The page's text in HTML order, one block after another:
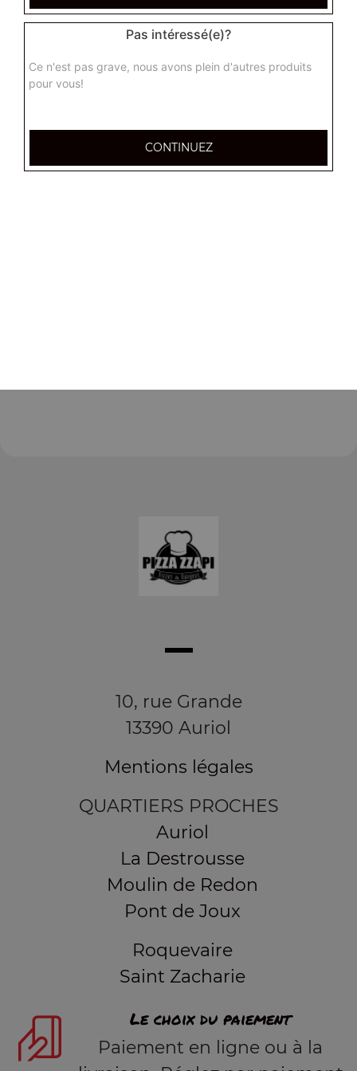
1 croq zzapi 1 portion de frites 1 boisson
10, rue Grande
13390 Auriol
Mentions légales
QUARTIERS PROCHES
Auriol
La Destrousse
Moulin de Redon
Pont de Joux
Roquevaire
Saint Zacharie
Le choix du paiement
Paiement en ligne ou à la
Pas intéressé(e)?
Ce n'est pas grave, nous avons plein d'autres produits
pour vous!
CONTINUEZ